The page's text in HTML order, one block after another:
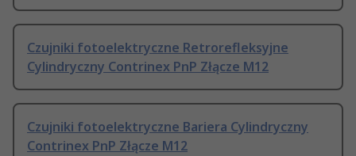
Czujniki fotoelektryczne Retrorefleksyjne
Cylindryczny Contrinex PnP Złącze M12
Czujniki fotoelektryczne Bariera Cylindryczny
Contrinex PnP Złącze M12